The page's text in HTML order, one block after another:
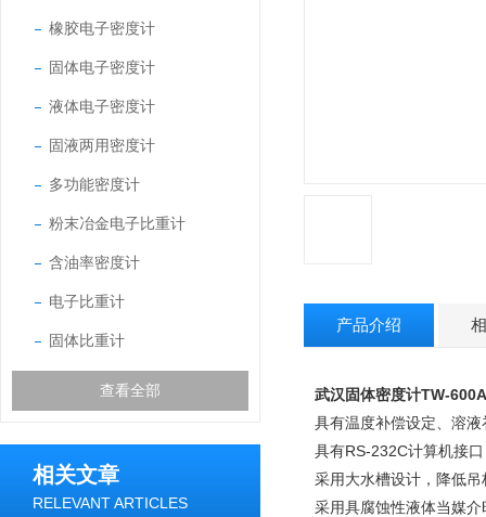
橡胶电子密度计
固体电子密度计
液体电子密度计
固液两用密度计
多功能密度计
粉末冶金电子比重计
含油率密度计
电子比重计
固体比重计
查看全部
相关文章
RELEVANT ARTICLES
产品介绍
武汉固体密度计TW-600A
具有温度补偿设定、溶
具有RS-232C计算机接
采用大水槽设计，降低
采用具腐蚀性液体当媒